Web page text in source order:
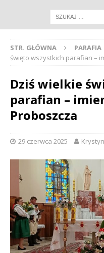
STR. GŁÓWNA PARAFIA
święto wszystkich parafian –
Dziś wielkie
parafian –
Proboszcza
29 czerwca 2025